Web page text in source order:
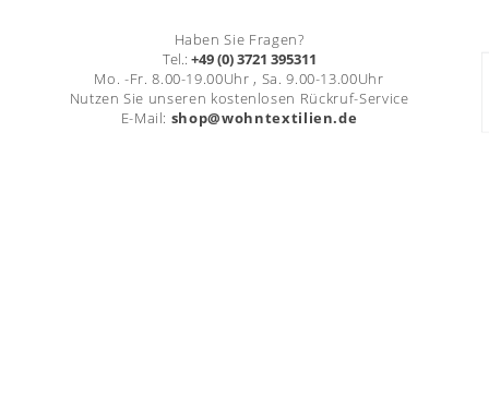
Haben Sie Fragen?
Tel.: +49 (0) 3721 395311
Mo. -Fr. 8.00-19.00Uhr , Sa. 9.00-13.00Uhr
Nutzen Sie unseren kostenlosen Rückruf-Service
E-Mail: shop@wohntextilien.de